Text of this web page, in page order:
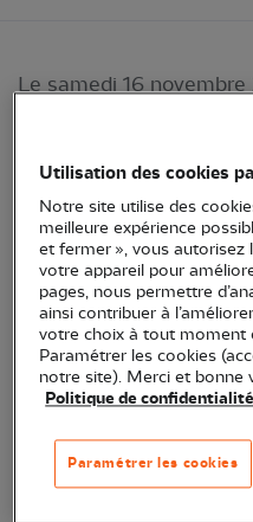
Le samedi 16
région contributeurs de
Paca.
Utilisation des cookies
Notre site utilise des
meilleure expérience
et fermer », vous autorisez
votre appareil pour
pages, nous permettre
ainsi contribuer à
votre choix à tout moment
Paramétrer les cookies
notre site). Merci et bonne
Politique de confidentialité
Paramétrer les cookies